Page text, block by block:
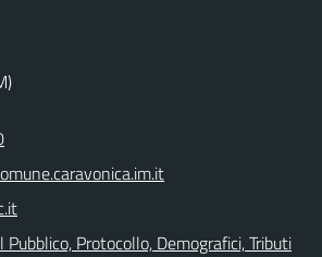
Protocollo, Demografici, Tributi